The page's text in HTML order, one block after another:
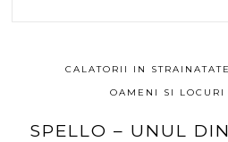
CALATORII IN STRAINATATE
OAMENI SI LOCURI
SPELLO – UNUL